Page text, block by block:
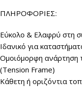
ΠΛΗΡΟΦΟΡΙΕΣ:
Εύκολο & Ελαφρύ στη
Ιδανικό για
Ομοιόμορφη ανάρτηση
(Tension Frame)
Κάθετη ή οριζόντια